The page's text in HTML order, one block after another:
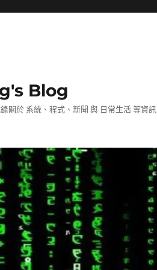
Blog
關於 系統、程式、新聞 與 日常生活 等資訊